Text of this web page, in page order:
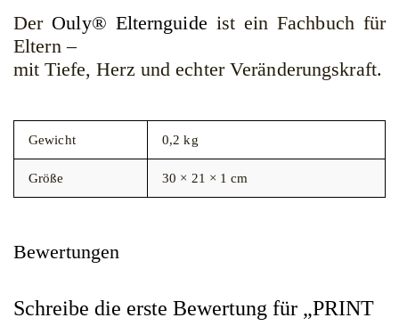
Der Ouly® Elternguide ist ein Fachbuch für
Eltern –
mit Tiefe, Herz und echter Veränderungskraft.
Gewicht 0,2 kg
Größe 30 × 21 × 1 cm
Bewertungen
Schreibe die erste Bewertung für „PRINT